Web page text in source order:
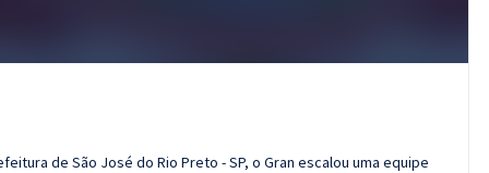
de São José do Rio Preto - SP, o Gran escalou uma equipe